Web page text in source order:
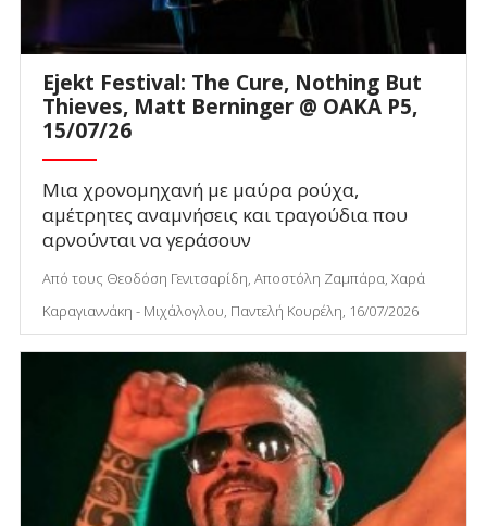
Ejekt Festival: The Cure, Nothing But
Thieves, Matt Berninger @ ΟΑΚΑ P5,
15/07/26
Μια χρονομηχανή με μαύρα ρούχα,
αμέτρητες αναμνήσεις και τραγούδια που
αρνούνται να γεράσουν
Από τους Θεοδόση Γενιτσαρίδη, Αποστόλη Ζαμπάρα, Χαρά
Καραγιαννάκη - Μιχάλογλου, Παντελή Κουρέλη, 16/07/2026